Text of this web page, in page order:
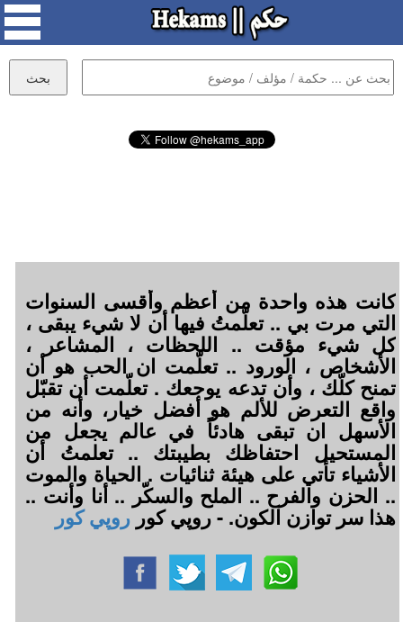
كانت هذه واحدة من أعظم وأقسى السنوات
التي مرت بي .. تعلّمتُ فيها أن لا شيء يبقى ،
كل شيء مؤقت .. اللحظات ، المشاعر ،
الأشخاص ، الورود .. تعلّمت ان الحب هو أن
تمنح كلّك ، وأن تدعه يوجعك . تعلّمت أن تقبّل
واقع التعرض للألم هو أفضل خيار، وأنه من
الأسهل ان تبقى هادئاً في عالم يجعل من
المستحيل احتفاظك بطيبتك .. تعلمتُ أن
الأشياء تأتي على هيئة ثنائيات . الحياة والموت
.. الحزن والفرح .. الملح والسكّر .. أنا وأنت ..
هذا سر توازن الكون. - روپي كورروپي كور